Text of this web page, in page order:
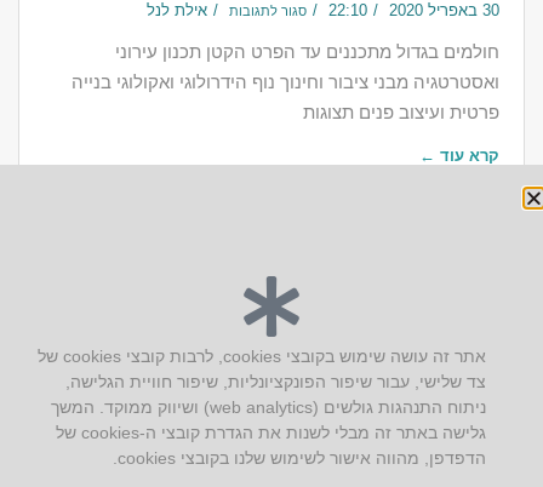
30 באפריל 2020 22:10 סגור לתגובות אילת לנל
חולמים בגדול​ מתכננים עד הפרט הקטן תכנון עירוני
ואסטרטגיה מבני ציבור וחינוך נוף הידרולוגי ואקולוגי בנייה
פרטית ועיצוב פנים תצוגות
קרא עוד ←
אתר זה עושה שימוש בקובצי cookies, לרבות קובצי cookies של
צד שלישי, עבור שיפור הפונקציונליות, שיפור חוויית הגלישה,
ניתוח התנהגות גולשים (web analytics) ושיווק ממוקד. המשך
גלישה באתר זה מבלי לשנות את הגדרת קובצי ה-cookies של
הדפדפן, מהווה אישור לשימוש שלנו בקובצי cookies.